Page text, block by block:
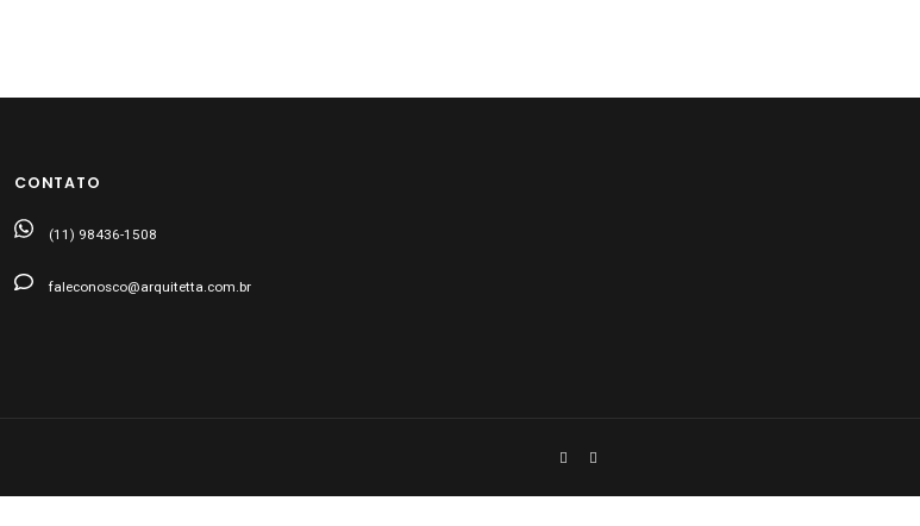
CONTATO
(11) 98436-1508
faleconosco@arquitetta.com.br